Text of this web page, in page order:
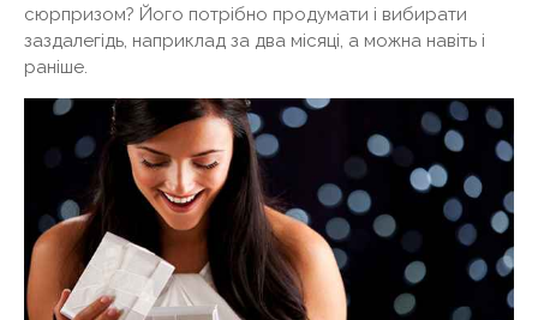
сюрпризом? Його потрібно продумати і вибирати
заздалегідь, наприклад за два місяці, а можна навіть і
раніше.